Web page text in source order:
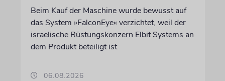
Beim Kauf der Maschine wurde bewusst auf
das System »FalconEye« verzichtet, weil der
israelische Rüstungskonzern Elbit Systems an
dem Produkt beteiligt ist
06.08.2026